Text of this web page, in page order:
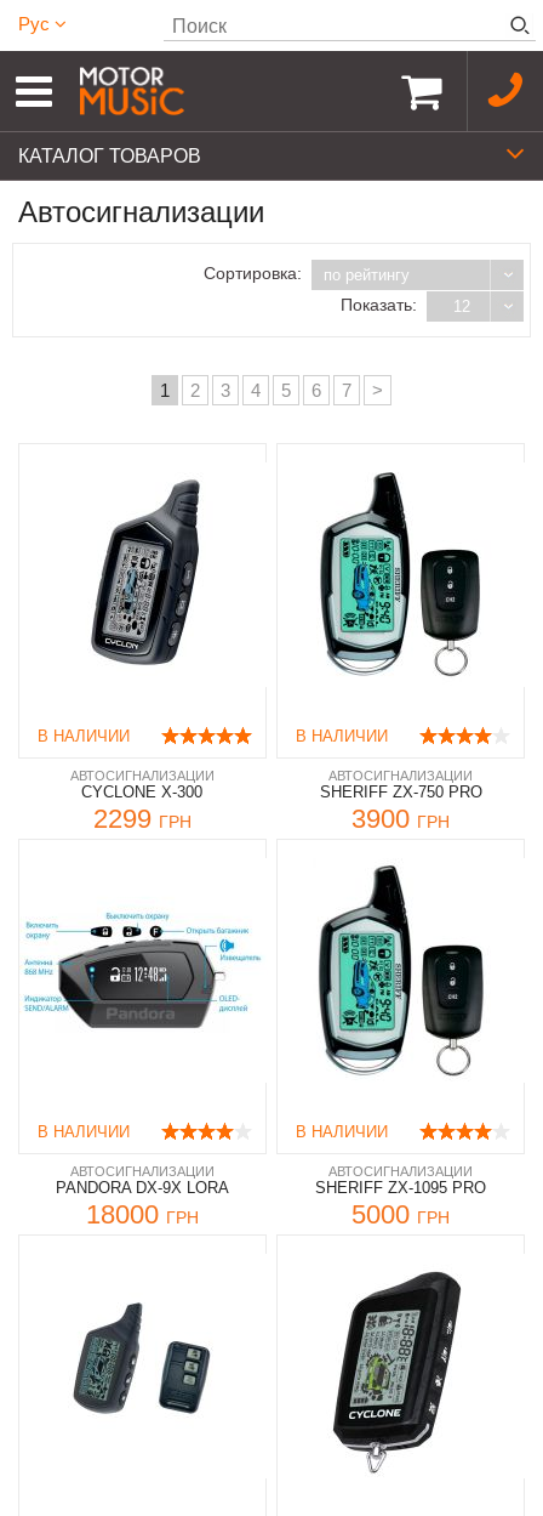
Рус
КАТАЛОГ ТОВАРОВ
Автосигнализации
Сортировка: по рейтингу
Показать: 12
1 2 3 4 5 6 7 >
В НАЛИЧИИ
АВТОСИГНАЛИЗАЦИИ
CYCLONE X-300
2299 ГРН
В НАЛИЧИИ
АВТОСИГНАЛИЗАЦИИ
SHERIFF ZX-750 PRO
3900 ГРН
В НАЛИЧИИ
АВТОСИГНАЛИЗАЦИИ
PANDORA DX-9X LORA
18000 ГРН
В НАЛИЧИИ
АВТОСИГНАЛИЗАЦИИ
SHERIFF ZX-1095 PRO
5000 ГРН